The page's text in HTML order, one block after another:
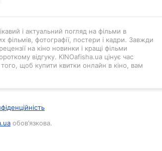
і актуальний погляд на фільми в
фільмів, фотографії, постери і кадри. Завжди
на кіно новинки і кращі фільми
відгуку. KINOafisha.ua цінує час
щоб купити квитки онлайн в кіно, вам
обов’язкова.